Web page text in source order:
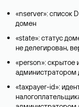
«nserver»: список
домен
«state»: статус
не делегирован,
«person»: скрытое
администратором
«taxpayer-id»: